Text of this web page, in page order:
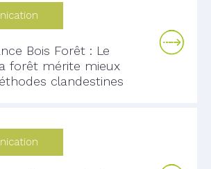
Bois Forêt : Le
forêt mérite mieux
clandestines